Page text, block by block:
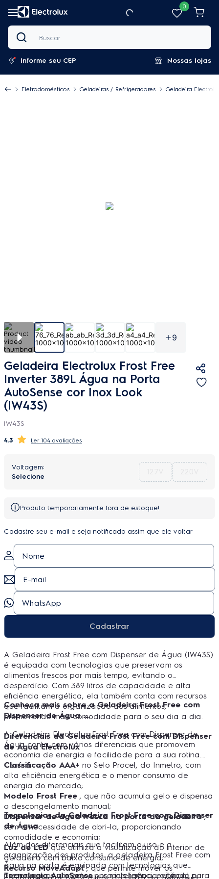
0
Buscar
Informe seu CEP Nossas lojas
Eletrodomésticos Geladeiras / Refrigeradores Geladeira
9
Geladeira Electrolux Frost Free
Inverter 389L Água na Porta
AutoSense cor Inox Look
(IW43S)
IW43S
4.3 104 avaliações
Produto temporariamente fora de estoque!
Cadastre seu e-mail e seja notificado assim que ele voltar
Cadastrar
A Geladeira Frost Free com Dispenser de Água (IW43S)
é equipada com tecnologias que preservam os
alimentos frescos por mais tempo, evitando o
desperdício. Com 389 litros de capacidade e alta
eficiência energética, ela também conta com recursos
que facilitam a organização dos alimentos,
promovendo mais comodidade para o seu dia a dia.
Conheça mais sobre a Geladeira Frost Free com
Dispenser de Água
Diferenciais da Geladeira Frost Free com Dispenser
de Água Electrolux
A Geladeira Electrolux Frost Free com Dispenser de
Água conta com vários diferenciais que promovem
economia de energia e facilidade para a sua rotina.
Confira:
Classificação AAA+ no Selo Procel, do Inmetro, com
alta eficiência energética e o menor consumo de
energia do mercado;
Modelo Frost Free , que não acumula gelo e dispensa
o descongelamento manual;
Dispenser de água fresca na porta da geladeira,
sem a necessidade de abri-la, proporcionando
comodidade e economia;
Luz de LEDque otimiza a visualização do interior de
geladeira com baixo consumo de energia;
Recurso MoveAdapt, que permite mover os
Tecnologias da Geladeira Frost Free com Dispenser
de Água
Além dos diferenciais que facilitam o uso e a
organização dos produtos, a geladeira Frost Free com
água na porta é equipada com tecnologias que
preservam os alimentos por mais tempo, evitando o
Tecnologia AutoSense: usa inteligência artificial para